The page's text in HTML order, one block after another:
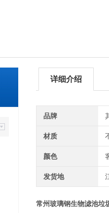
详细介绍
品牌
材质
颜色
发货地
常州玻璃钢生物滤池垃